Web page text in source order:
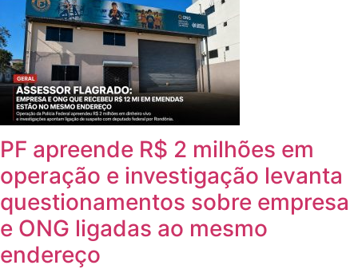
PF apreende R$ 2 milhões em
operação e investigação levanta
questionamentos sobre empresa
e ONG ligadas ao mesmo
endereço